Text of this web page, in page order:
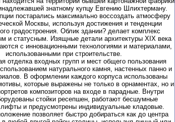
знатному купцу Евгению Шлихтерману.
постарались максимально воссоздать атмосферу
Москвы, используя достижения и тенденции
градостроения. Облик здании? делает комплекс
и статусным. Изящные детали архитектуры XIX века
с инновационными технологиями и материалами,
использованными при строительстве.
отделка входных групп и мест общего пользования
натурального камня, настенных панно и
В оформлении каждого корпуса использованы
которые выражены не только в орнаментах, но и
композиторов на входе в парадные. Внутри
стойки ресепшен, работают бесшумные
и предусмотрены индивидуальные кладовые.
позволяет быстро добираться как до центра